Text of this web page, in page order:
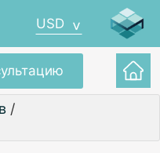
USD
/